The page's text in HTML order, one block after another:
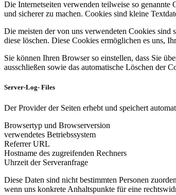
Die Internetseiten verwenden teilweise so
und sicherer zu machen. Cookies sind kleine
Die meisten der von uns verwendeten Cookies sind
diese löschen. Diese Cookies ermöglichen es uns,
Sie können Ihren Browser so einstellen, dass Sie
ausschließen sowie das automatische Löschen der
Server-Log- Files
Der Provider der Seiten erhebt und speichert
Browsertyp und Browserversion
verwendetes Betriebssystem
Referrer URL
Hostname des zugreifenden Rechners
Uhrzeit der Serveranfrage
Diese Daten sind nicht bestimmten Personen
wenn uns konkrete Anhaltspunkte für eine